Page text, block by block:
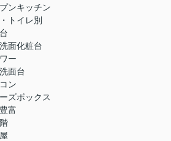
ンキッチン
トイレ別
面化粧台
ー
面台
ン
ズボックス
富